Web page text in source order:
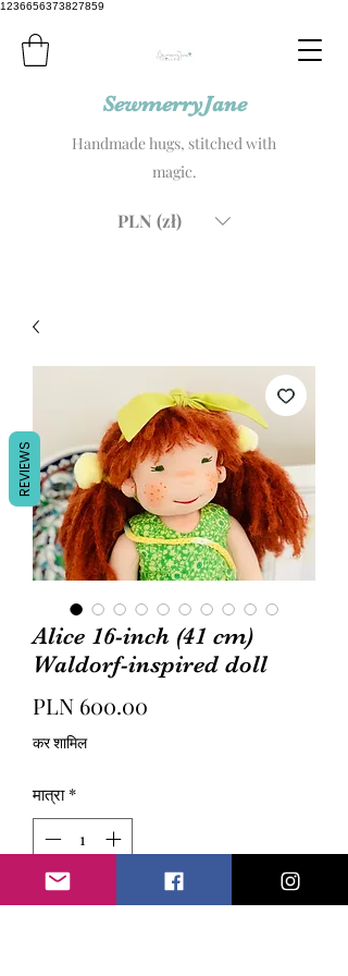
1236656373827859
SewmerryJane
Handmade hugs, stitched with
magic.
PLN (zł)
Alice 16-inch (41 cm)
Waldorf-inspired doll
PLN 600.00
कर शामिल
मात्रा *
कार्ट में जोड़ें
REVIEWS